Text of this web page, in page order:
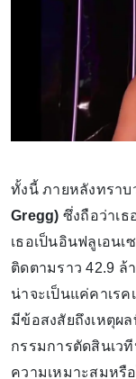
ทั้งนี้ ภายหลังทราบ
Gregg) ซึ่งถือว่าเ
เธอเป็นอินฟลูเอนเ
ติดตามราว 42.9 ล้
น่าจะเป็นแค่คาเร
มีข้อสงสัยถึงเหตุผ
กรรมการตัดสินเว
ความเหมาะสมหรื